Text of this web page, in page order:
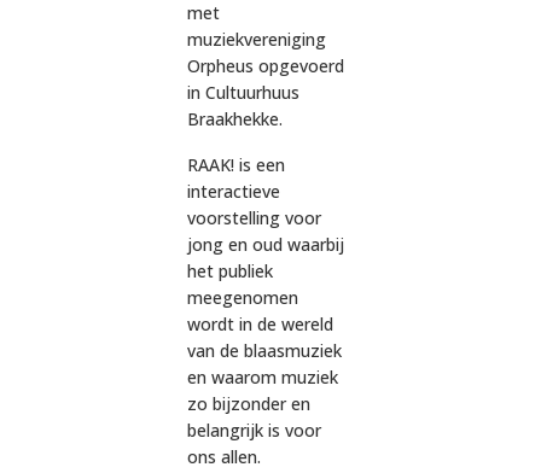
met
muziekvereniging
Orpheus opgevoerd
in Cultuurhuus
Braakhekke.
RAAK! is een
interactieve
voorstelling voor
jong en oud waarbij
het publiek
meegenomen
wordt in de wereld
van de blaasmuziek
en waarom muziek
zo bijzonder en
belangrijk is voor
ons allen.